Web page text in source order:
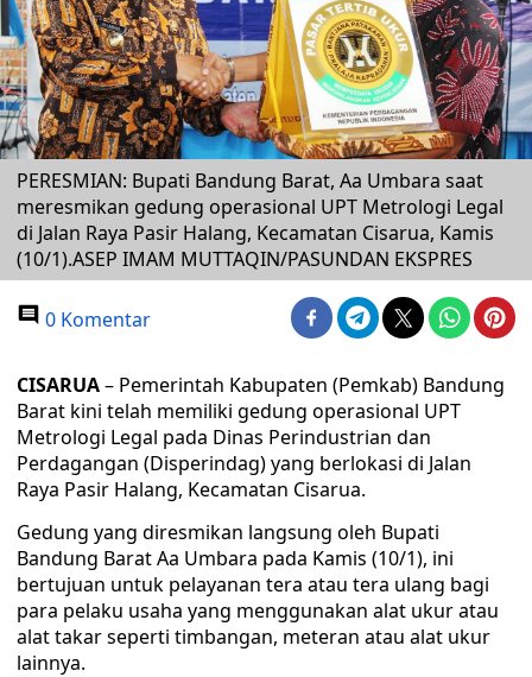
PERESMIAN: Bupati Bandung Barat, Aa Umbara saat
meresmikan gedung operasional UPT Metrologi Legal
di Jalan Raya Pasir Halang, Kecamatan Cisarua, Kamis
(10/1).ASEP IMAM MUTTAQIN/PASUNDAN EKSPRES
0 Komentar
CISARUA– Pemerintah Kabupaten (Pemkab) Bandung
Barat kini telah memiliki gedung operasional UPT
Metrologi Legal pada Dinas Perindustrian dan
Perdagangan (Disperindag) yang berlokasi di Jalan
Raya Pasir Halang, Kecamatan Cisarua.
Gedung yang diresmikan langsung oleh Bupati
Bandung Barat Aa Umbara pada Kamis (10/1), ini
bertujuan untuk pelayanan tera atau tera ulang bagi
para pelaku usaha yang menggunakan alat ukur atau
alat takar seperti timbangan, meteran atau alat ukur
lainnya.